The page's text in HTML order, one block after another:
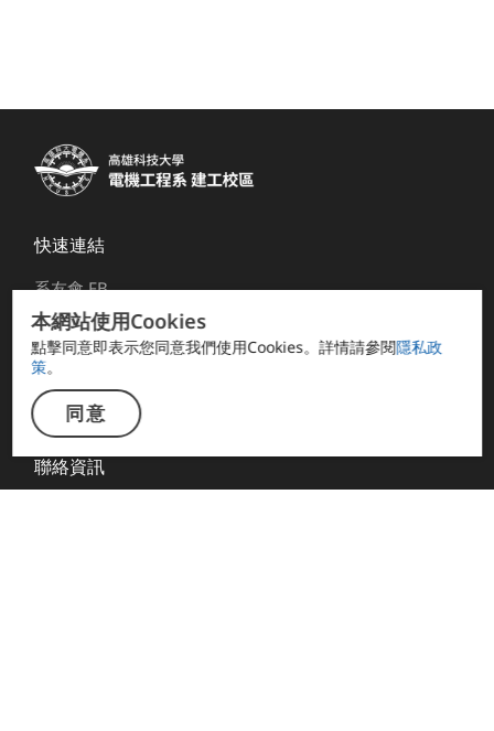
快速連結
系友會 FB
電資學院
計網中心
Web Mail
聯絡資訊
本網站使用Cookies
點擊同意即表示您同意我們使用Cookies。詳情請參閱隱私政
策。
同意